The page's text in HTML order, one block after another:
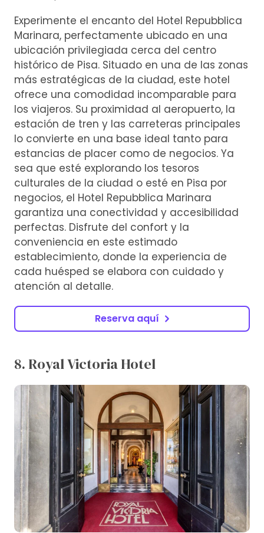
Experimente el encanto del Hotel Repubblica
Marinara, perfectamente ubicado en una
ubicación privilegiada cerca del centro
histórico de Pisa. Situado en una de las zonas
más estratégicas de la ciudad, este hotel
ofrece una comodidad incomparable para
los viajeros. Su proximidad al aeropuerto, la
estación de tren y las carreteras principales
lo convierte en una base ideal tanto para
estancias de placer como de negocios. Ya
sea que esté explorando los tesoros
culturales de la ciudad o esté en Pisa por
negocios, el Hotel Repubblica Marinara
garantiza una conectividad y accesibilidad
perfectas. Disfrute del confort y la
conveniencia en este estimado
establecimiento, donde la experiencia de
cada huésped se elabora con cuidado y
atención al detalle.
Reserva aquí
8. Royal Victoria Hotel